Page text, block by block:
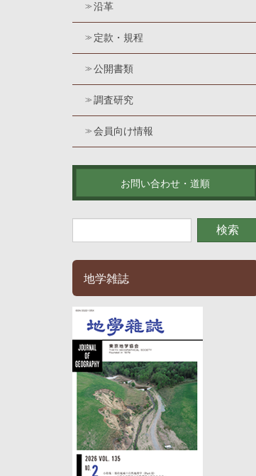
沿革
定款・規程
公開書類
調査研究
会員向け情報
お問い合わせ・道順
地学雑誌